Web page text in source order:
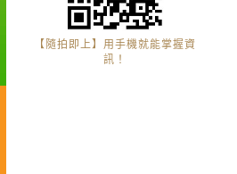
【隨拍即上】用手機就能掌握資
訊！